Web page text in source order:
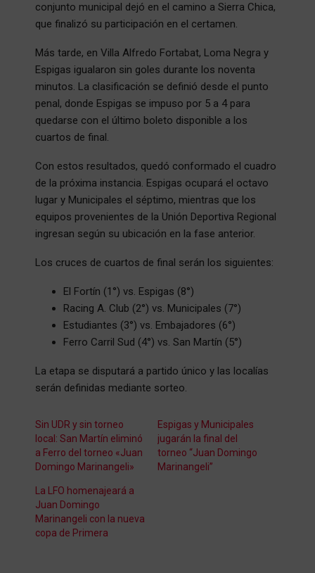
conjunto municipal dejó en el camino a Sierra Chica,
que finalizó su participación en el certamen.
Más tarde, en Villa Alfredo Fortabat, Loma Negra y
Espigas igualaron sin goles durante los noventa
minutos. La clasificación se definió desde el punto
penal, donde Espigas se impuso por 5 a 4 para
quedarse con el último boleto disponible a los
cuartos de final.
Con estos resultados, quedó conformado el cuadro
de la próxima instancia. Espigas ocupará el octavo
lugar y Municipales el séptimo, mientras que los
equipos provenientes de la Unión Deportiva Regional
ingresan según su ubicación en la fase anterior.
Los cruces de cuartos de final serán los siguientes:
El Fortín (1°) vs. Espigas (8°)
Racing A. Club (2°) vs. Municipales (7°)
Estudiantes (3°) vs. Embajadores (6°)
Ferro Carril Sud (4°) vs. San Martín (5°)
La etapa se disputará a partido único y las localías
serán definidas mediante sorteo.
Sin UDR y sin torneo
local: San Martín eliminó
a Ferro del torneo «Juan
Domingo Marinangeli»
Espigas y Municipales
jugarán la final del
torneo “Juan Domingo
Marinangeli”
La LFO homenajeará a
Juan Domingo
Marinangeli con la nueva
copa de Primera